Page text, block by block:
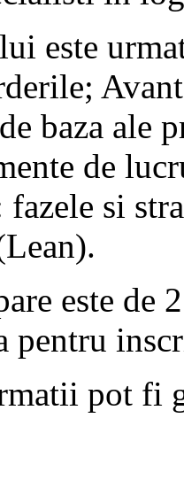
este
baza ale
de
si
este de
pentru
pot fi